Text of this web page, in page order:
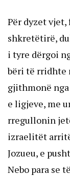
Për dyzet
shkretëtirë,
i tyre dërgoi
bëri të rridhte
gjithmonë
e ligjeve, me
rregullonin
izraelitët
Jozueu, e
Nebo para se